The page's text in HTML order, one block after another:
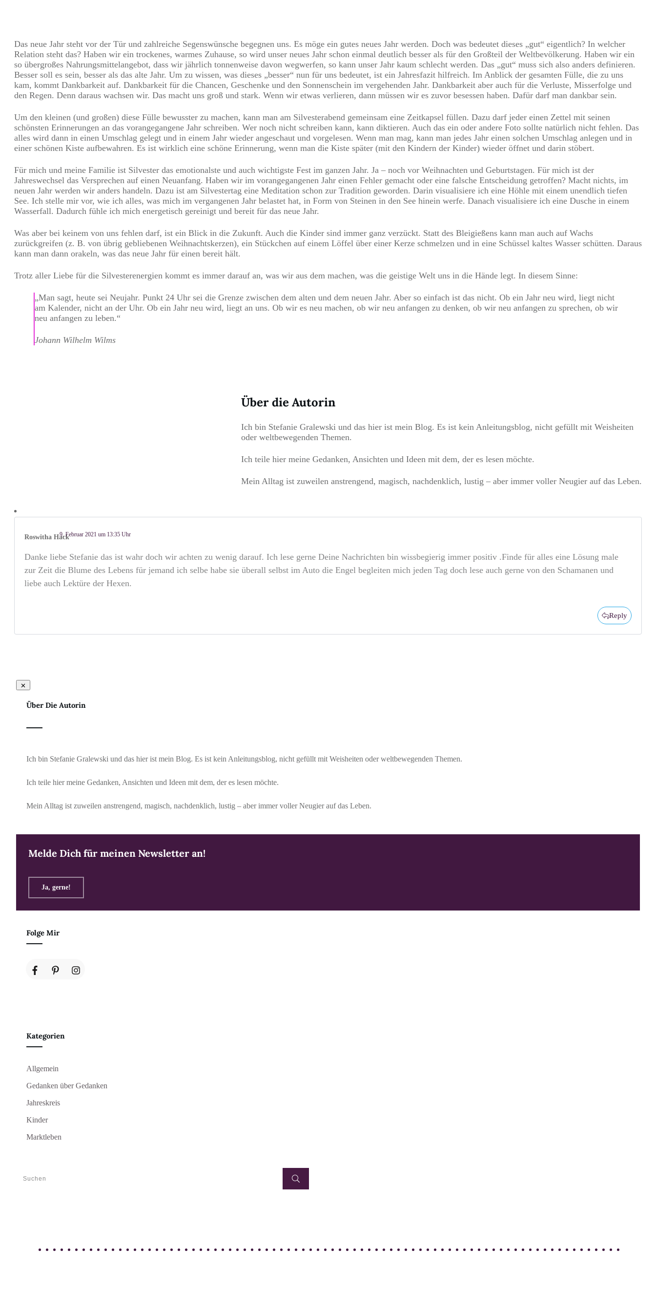
Das neue Jahr steht vor der Tür und zahlreiche Segenswünsche begegnen uns. Es möge ein gutes neues Jahr werden. Doch was bedeutet dieses „gut“ eigentlich? In welcher
Relation steht das? Haben wir ein trockenes, warmes Zuhause, so wird unser neues Jahr schon einmal deutlich besser als für den Großteil der Weltbevölkerung. Haben wir ein
so übergroßes Nahrungsmittelangebot, dass wir jährlich tonnenweise davon wegwerfen, so kann unser Jahr kaum schlecht werden. Das „gut“ muss sich also anders definieren.
Besser soll es sein, besser als das alte Jahr. Um zu wissen, was dieses „besser“ nun für uns bedeutet, ist ein Jahresfazit hilfreich. Im Anblick der gesamten Fülle, die zu uns
kam, kommt Dankbarkeit auf. Dankbarkeit für die Chancen, Geschenke und den Sonnenschein im vergehenden Jahr. Dankbarkeit aber auch für die Verluste, Misserfolge und
den Regen. Denn daraus wachsen wir. Das macht uns groß und stark. Wenn wir etwas verlieren, dann müssen wir es zuvor besessen haben. Dafür darf man dankbar sein.
Um den kleinen (und großen) diese Fülle bewusster zu machen, kann man am Silvesterabend gemeinsam eine Zeitkapsel füllen. Dazu darf jeder einen Zettel mit seinen
schönsten Erinnerungen an das vorangegangene Jahr schreiben. Wer noch nicht schreiben kann, kann diktieren. Auch das ein oder andere Foto sollte natürlich nicht fehlen. Das
alles wird dann in einen Umschlag gelegt und in einem Jahr wieder angeschaut und vorgelesen. Wenn man mag, kann man jedes Jahr einen solchen Umschlag anlegen und in
einer schönen Kiste aufbewahren. Es ist wirklich eine schöne Erinnerung, wenn man die Kiste später (mit den Kindern der Kinder) wieder öffnet und darin stöbert.
Für mich und meine Familie ist Silvester das emotionalste und auch wichtigste Fest im ganzen Jahr. Ja – noch vor Weihnachten und Geburtstagen. Für mich ist der
Jahreswechsel das Versprechen auf einen Neuanfang. Haben wir im vorangegangenen Jahr einen Fehler gemacht oder eine falsche Entscheidung getroffen? Macht nichts, im
neuen Jahr werden wir anders handeln. Dazu ist am Silvestertag eine Meditation schon zur Tradition geworden. Darin visualisiere ich eine Höhle mit einem unendlich tiefen
See. Ich stelle mir vor, wie ich alles, was mich im vergangenen Jahr belastet hat, in Form von Steinen in den See hinein werfe. Danach visualisiere ich eine Dusche in einem
Wasserfall. Dadurch fühle ich mich energetisch gereinigt und bereit für das neue Jahr.
Was aber bei keinem von uns fehlen darf, ist ein Blick in die Zukunft. Auch die Kinder sind immer ganz verzückt. Statt des Bleigießens kann man auch auf Wachs
zurückgreifen (z. B. von übrig gebliebenen Weihnachtskerzen), ein Stückchen auf einem Löffel über einer Kerze schmelzen und in eine Schüssel kaltes Wasser schütten. Daraus
kann man dann orakeln, was das neue Jahr für einen bereit hält.
Trotz aller Liebe für die Silvesterenergien kommt es immer darauf an, was wir aus dem machen, was die geistige Welt uns in die Hände legt. In diesem Sinne:
„Man sagt, heute sei Neujahr. Punkt 24 Uhr sei die Grenze zwischen dem alten und dem neuen Jahr. Aber so einfach ist das nicht. Ob ein Jahr neu wird, liegt nicht
am Kalender, nicht an der Uhr. Ob ein Jahr neu wird, liegt an uns. Ob wir es neu machen, ob wir neu anfangen zu denken, ob wir neu anfangen zu sprechen, ob wir
neu anfangen zu leben.“
Johann Wilhelm Wilms
Über die Autorin
Ich bin Stefanie Gralewski und das hier ist mein Blog. Es ist kein Anleitungsblog, nicht gefüllt mit Weisheiten
oder weltbewegenden Themen.
Ich teile hier meine Gedanken, Ansichten und Ideen mit dem, der es lesen möchte.
Mein Alltag ist zuweilen anstrengend, magisch, nachdenklich, lustig – aber immer voller Neugier auf das Leben.
Roswitha Hack9. Februar 2021 um 13:35 Uhr
Danke liebe Stefanie das ist wahr doch wir achten zu wenig darauf. Ich lese gerne Deine Nachrichten bin wissbegierig immer positiv .Finde für alles eine Lösung male
zur Zeit die Blume des Lebens für jemand ich selbe habe sie überall selbst im Auto die Engel begleiten mich jeden Tag doch lese auch gerne von den Schamanen und
liebe auch Lektüre der Hexen.
Reply
Über Die Autorin
Ich bin Stefanie Gralewski und das hier ist mein Blog. Es ist kein Anleitungsblog, nicht gefüllt mit Weisheiten oder weltbewegenden Themen.
Ich teile hier meine Gedanken, Ansichten und Ideen mit dem, der es lesen möchte.
Mein Alltag ist zuweilen anstrengend, magisch, nachdenklich, lustig – aber immer voller Neugier auf das Leben.
Melde Dich für meinen Newsletter an!
Ja, gerne!
Folge Mir
Kategorien
Allgemein
Gedanken über Gedanken
Jahreskreis
Kinder
Marktleben